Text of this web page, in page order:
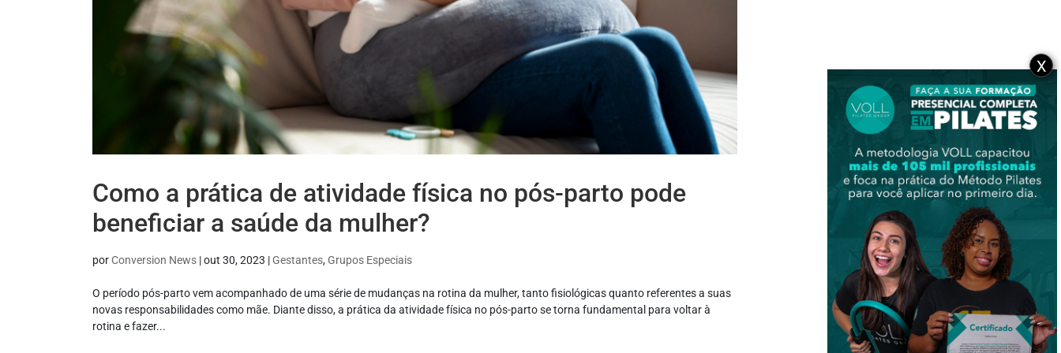
Como a prática de atividade física no pós-parto pode
beneficiar a saúde da mulher?
porConversion News |out 30, 2023 |Gestantes,Grupos Especiais
O período pós-parto vem acompanhado de uma série de mudanças na rotina da mulher, tanto fisiológicas quanto referentes a suas
novas responsabilidades como mãe. Diante disso, a prática da atividade física no pós-parto se torna fundamental para voltar à
rotina e fazer...
X